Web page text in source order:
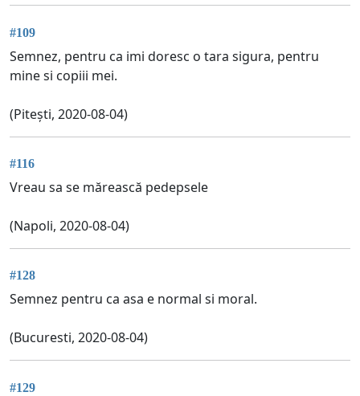
#109
Semnez, pentru ca imi doresc o tara sigura, pentru
mine si copiii mei.
(Pitești, 2020-08-04)
#116
Vreau sa se mărească pedepsele
(Napoli, 2020-08-04)
#128
Semnez pentru ca asa e normal si moral.
(Bucuresti, 2020-08-04)
#129